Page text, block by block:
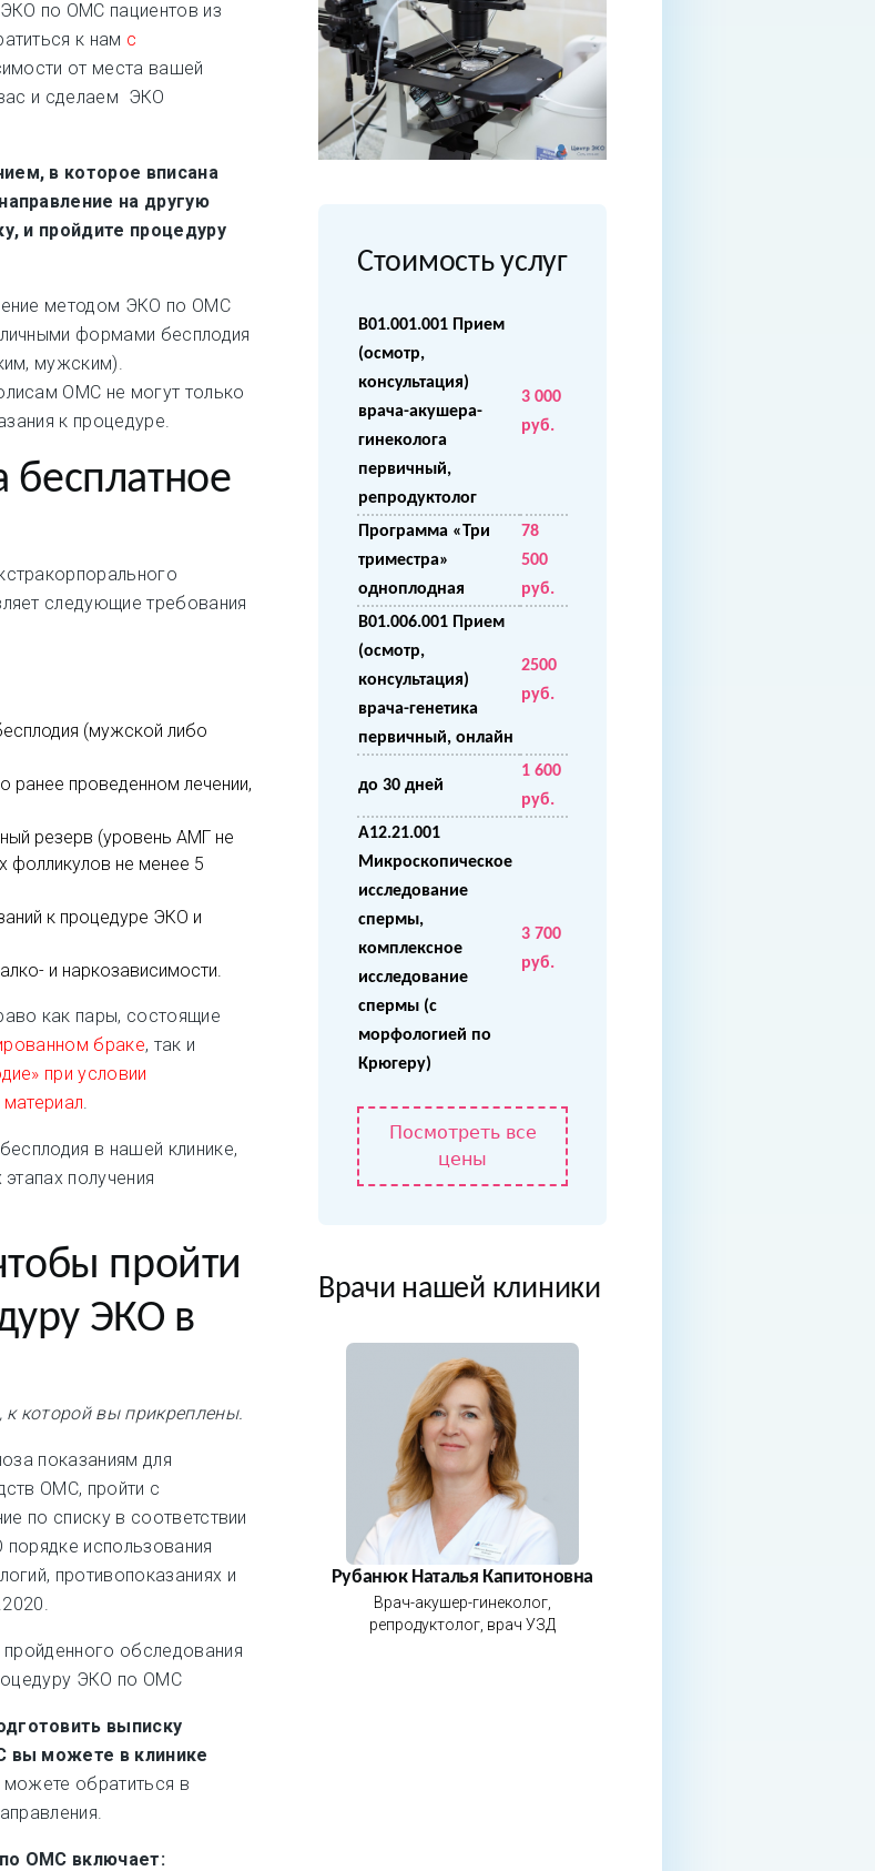
по ОМС пациентов из
к нам с
от места вашей
и сделаем ЭКО
в которое вписана
на другую
и пройдите процедуру
методом ЭКО по ОМС
формами бесплодия
мужским).
ОМС не могут только
к процедуре.
бесплатное
следующие требования
(мужской либо
ранее проведенном лечении,
резерв (уровень АМГ не
фолликулов не менее 5
к процедуре ЭКО и
и наркозависимости.
как пары, состоящие
браке, так и
при условии
.
в нашей клинике,
получения
пройти
ЭКО в
которой вы прикреплены.
показаниям для
ОМС, пройти с
по списку в соответствии
использования
противопоказаниях и
обследования
ЭКО по ОМС
выписку
вы можете в клинике
обратиться в
ОМС включает:
Стоимость услуг
B01.001.001 Прием
(осмотр,
консультация)
врача-акушера-
гинеколога
первичный,
репродуктолог
3 000
руб.
Программа «Три
триместра»
одноплодная
78
500
руб.
B01.006.001 Прием
(осмотр,
консультация)
врача-генетика
первичный, онлайн
2500
руб.
до 30 дней
1 600
руб.
A12.21.001
Микроскопическое
исследование
спермы,
комплексное
исследование
спермы (с
морфологией по
Крюгеру)
3 700
руб.
Посмотреть все
цены
Врачи нашей клиники
Рубанюк Наталья Капитоновна
Врач-акушер-гинеколог,
репродуктолог, врач УЗД